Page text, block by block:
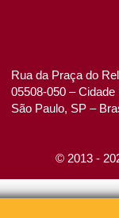
Rua da Praça do
05508-050 –
São Paulo, SP –
© 2013 -